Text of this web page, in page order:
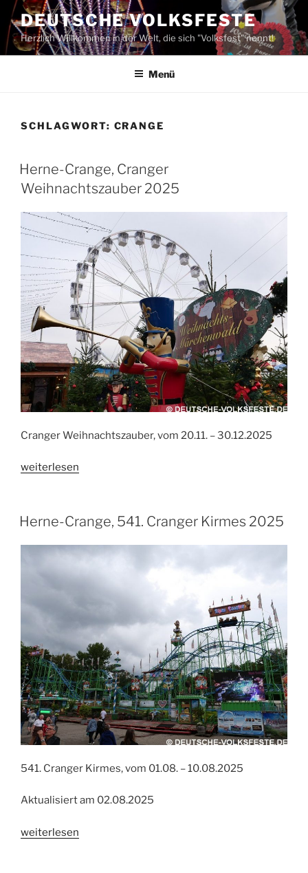
Zum
Inhalt
springen
DEUTSCHE VOLKSFESTE
Herzlich Willkommen in der Welt, die sich "Volksfest" nennt!
Menü
SCHLAGWORT: CRANGE
Herne-Crange, Cranger
Weihnachtszauber 2025
Cranger Weihnachtszauber, vom 20.11. – 30.12.2025
„Herne-
Weihnachtszauber
weiterlesen
Herne-Crange, 541. Cranger Kirmes 2025
541. Cranger Kirmes, vom 01.08. – 10.08.2025
Aktualisiert am 02.08.2025
„Herne-
weiterlesen